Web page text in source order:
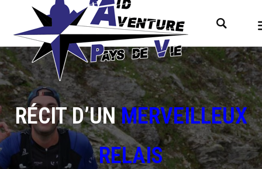
RÉCIT D’UN MERVEILLEUX
RELAIS